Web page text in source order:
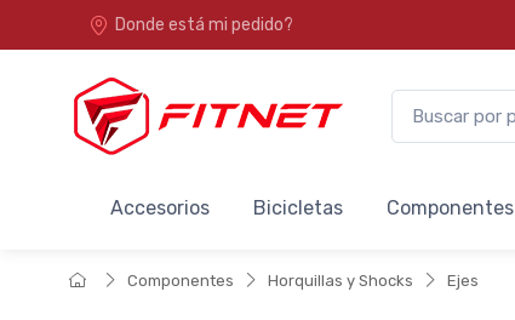
Donde está mi pedido?
Accesorios Bicicletas Componentes
Componentes Horquillas y Shocks Ejes